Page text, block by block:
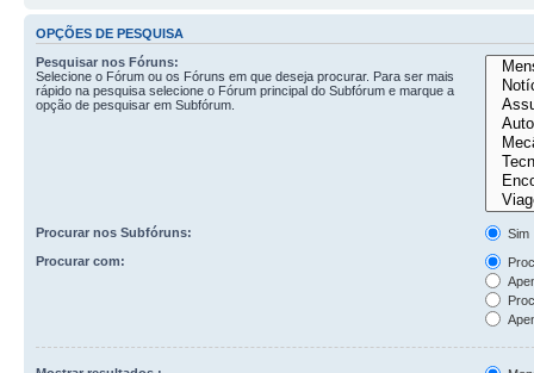
OPÇÕES DE PESQUISA
Pesquisar nos Fóruns:
Selecione o Fórum ou os Fóruns em que deseja procurar. Para ser mais
rápido na pesquisa selecione o Fórum principal do Subfórum e marque a
opção de pesquisar em Subfórum.
Procurar nos Subfóruns:
Sim
Procurar com: